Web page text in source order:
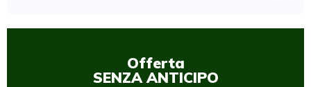
Offerta
SENZA ANTICIPO